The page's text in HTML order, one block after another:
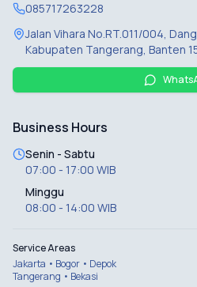
085717263228
Jalan Vihara No.RT.011/004,
Kabupaten Tangerang, Banten
Business Hours
Senin - Sabtu
07:00 - 17:00 WIB
Minggu
08:00 - 14:00 WIB
Service Areas
Jakarta • Bogor • Depok
Tangerang • Bekasi